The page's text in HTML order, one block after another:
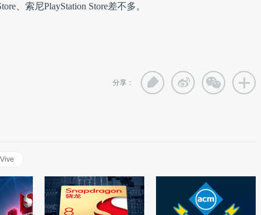
、索尼PlayStation Store差不多。
分享：
Vive